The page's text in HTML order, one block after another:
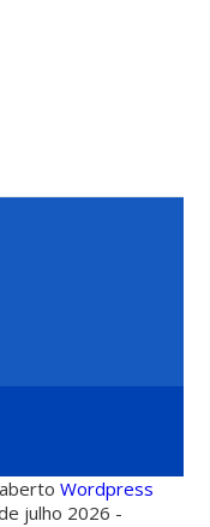
abertoWordpress
julho 2026 -